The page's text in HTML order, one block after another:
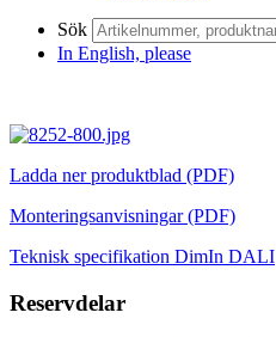
Sök
In English, please
Ladda ner produktblad (PDF)
Monteringsanvisningar (PDF)
Teknisk specifikation DimIn DALI
Reservdelar